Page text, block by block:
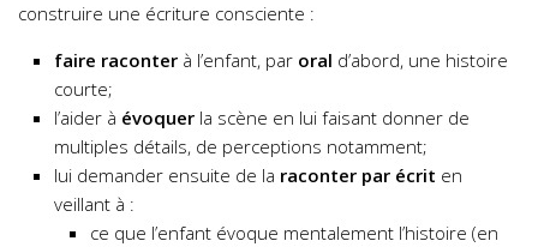
construire une écriture consciente :
faire raconter à l’enfant, par oral d’abord, une histoire
courte;
l’aider à évoquer la scène en lui faisant donner de
multiples détails, de perceptions notamment;
lui demander ensuite de la raconter par écrit en
veillant à :
ce que l’enfant évoque mentalement l’histoire (en